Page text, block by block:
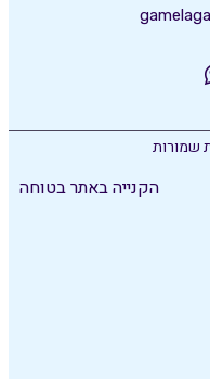
הקנייה באתר בטוחה